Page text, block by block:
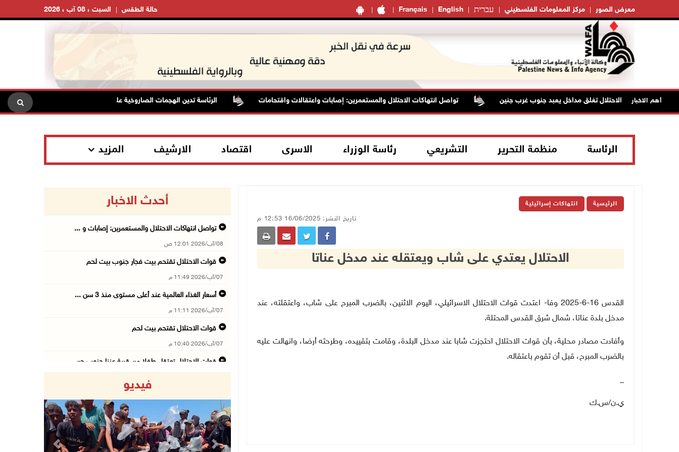
Français English עברית مركز المعلومات الفلسطيني معرض الصور السبت ، 08 آب ، 2026 حالة الطقس
أهم الاخبار
قوات الاحتلال تغلق مداخل يعبد جنوب غرب جنين تواصل انتهاكات الاحتلال والمستعمرين: إصابات واعتقالات واقتحامات الرئاسة تدين الهجمات الصاروخية على المملكة العربية السعودية والجمهورية
الرئاسة منظمة التحرير التشريعي رئاسة الوزراء الاسرى اقتصاد الارشيف المزيد
الرئيسية انتهاكات إسرائيلية
تاريخ النشر: 16/06/2025 12:53 م
الاحتلال يعتدي على شاب ويعتقله عند مدخل عناتا
القدس 16-6-2025 وفا- اعتدت قوات الاحتلال الاسرائيلي، اليوم الاثنين، بالضرب المبرح على شاب، واعتقلته، عند
مدخل بلدة عناتا، شمال شرق القدس المحتلة.
وأفادت مصادر محلية، بأن قوات الاحتلال احتجزت شابا عند مدخل البلدة، وقامت بتقييده، وطرحته أرضا، وانهالت عليه
بالضرب المبرح، قبل أن تقوم باعتقاله.
_
ي.ن/س.ك
أحدث الاخبار
تواصل انتهاكات الاحتلال والمستعمرين: إصابات و ...
08/آب/2026 12:01 ص
قوات الاحتلال تقتحم بيت فجار جنوب بيت لحم
07/آب/2026 11:49 م
أسعار الغذاء العالمية عند أعلى مستوى منذ 3 سن ...
07/آب/2026 11:11 م
قوات الاحتلال تقتحم بيت لحم
07/آب/2026 10:40 م
قوات الاحتلال تعتقل طفلا من قرية عنزا جنوب جن ...
07/آب/2026 10:15 م
الاحتلال يعيق تنقل المواطنين ويقتحم بلدات شرق ...
07/آب/2026 08:52 م
فيديو
Previous Next